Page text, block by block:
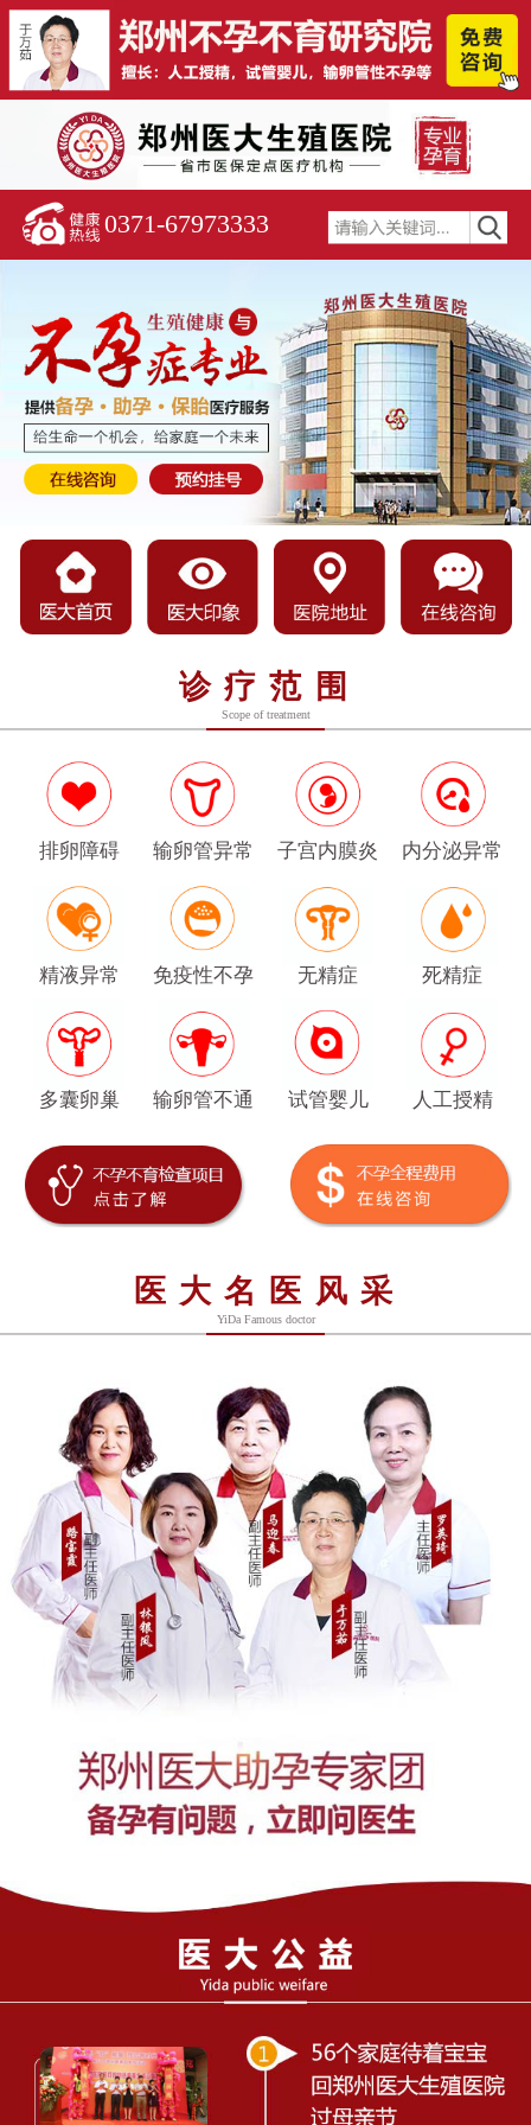
0371-67973333
诊疗范围
Scope of treatment
排卵障碍 输卵管异常 子宫内膜炎 内分泌异常
精液异常 免疫性不孕 无精症 死精症
多囊卵巢 输卵管不通 试管婴儿 人工授精
医大名医风采
YiDa Famous doctor